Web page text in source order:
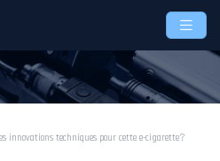
innovations techniques pour cette e-cigarette?